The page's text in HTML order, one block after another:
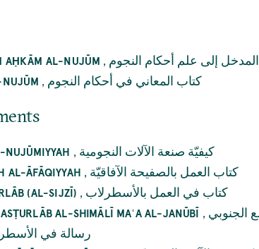
AḤKĀM AL-NUJŪM , إلى علم أحكام النجوم
, كتاب المعاني في أحكام النجوم
NUJŪMIYYAH , كيفيّة صنعة الآلات النجومية
AL-ĀFĀQIYYAH , كتاب العمل بالصفيحة الآفاقيّة
(AL-SIJZĪ) , كتاب في العمل بالأسطرلاب
AL-SHIMĀLĪ MAʿA AL-JANŪBĪ , الجنوبي
رسالة في